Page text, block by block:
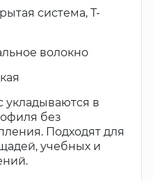
система, Т-
волокно
в
без
Подходят для
учебных и